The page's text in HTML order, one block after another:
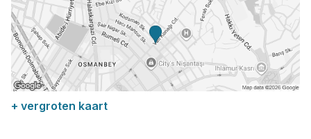
+ vergroten kaart